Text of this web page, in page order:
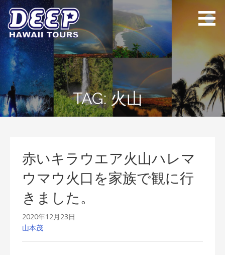
Skip
to
content
ディープ ハワイ
ツアーズ
ハワイ島のプライベー
トツアー
TAG: 火山
赤いキラウエア火山ハレマ
ウマウ火口を家族で観に行
きました。
2020年12月23日
山本茂